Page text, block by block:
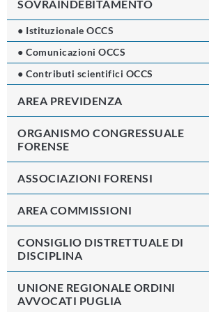
SOVRAINDEBITAMENTO
● Istituzionale OCCS
● Comunicazioni OCCS
● Contributi scientifici OCCS
AREA PREVIDENZA
ORGANISMO CONGRESSUALE
FORENSE
ASSOCIAZIONI FORENSI
AREA COMMISSIONI
CONSIGLIO DISTRETTUALE DI
DISCIPLINA
UNIONE REGIONALE ORDINI
AVVOCATI PUGLIA